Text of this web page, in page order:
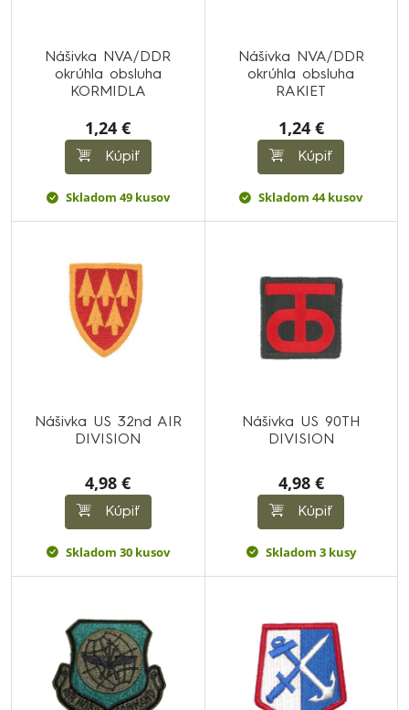
Nášivka NVA/DDR
okrúhla obsluha
KORMIDLA
1,24 €
Kúpiť
Skladom 49 kusov
Nášivka NVA/DDR
okrúhla obsluha
RAKIET
1,24 €
Kúpiť
Skladom 44 kusov
Nášivka US 32nd AIR
DIVISION
4,98 €
Kúpiť
Skladom 30 kusov
Nášivka US 90TH
DIVISION
4,98 €
Kúpiť
Skladom 3 kusy